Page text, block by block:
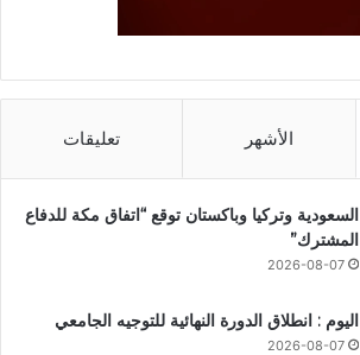
الأشهر تعليقات
السعودية وتركيا وباكستان توقع “اتفاق مكة للدفاع
المشترك”
2026-08-07
اليوم : انطلاق الدورة النهائية للتوجيه الجامعي
2026-08-07